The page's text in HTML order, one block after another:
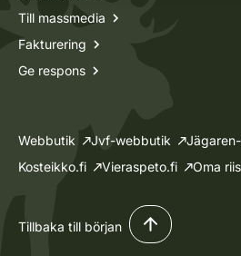
Till massmedia
Fakturering
Ge respons
Webbutik Jvf-webbutik
Kosteikko.fi
Vieraspeto.fi Oma
Tillbaka till början